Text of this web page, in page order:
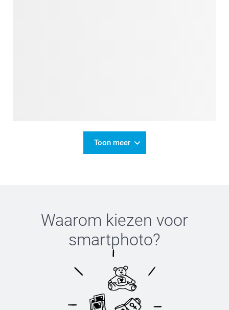
Toon meer
Waarom kiezen voor
smartphoto?